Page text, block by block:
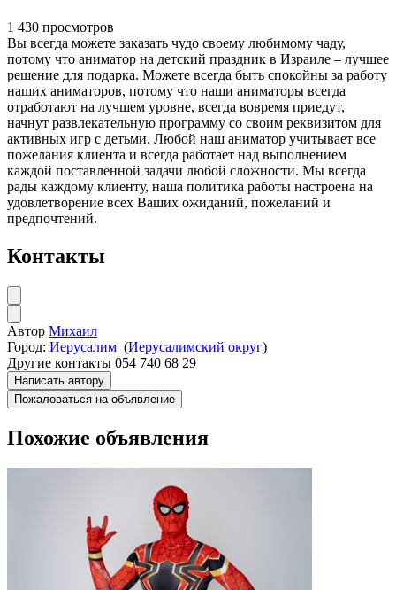
1 430 просмотров
Вы всегда можете заказать чудо своему любимому чаду,
потому что аниматор на детский праздник в Израиле – лучшее
решение для подарка. Можете всегда быть спокойны за работу
наших аниматоров, потому что наши аниматоры всегда
отработают на лучшем уровне, всегда вовремя приедут,
начнут развлекательную программу со своим реквизитом для
активных игр с детьми. Любой наш аниматор учитывает все
пожелания клиента и всегда работает над выполнением
каждой поставленной задачи любой сложности. Мы всегда
рады каждому клиенту, наша политика работы настроена на
удовлетворение всех Ваших ожиданий, пожеланий и
предпочтений.
Контакты
Автор Михаил
Город: Иерусалим (Иерусалимский округ)
Другие контакты 054 740 68 29
Написать автору
Пожаловаться на объявление
Похожие объявления